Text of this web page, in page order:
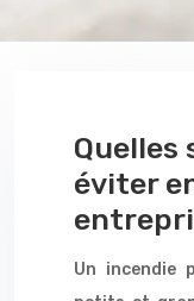
Quelles
éviter
Un incendie